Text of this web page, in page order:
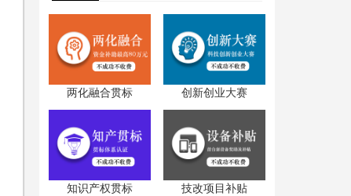
两化融合贯标 创新创业大赛
知识产权贯标 技改项目补贴